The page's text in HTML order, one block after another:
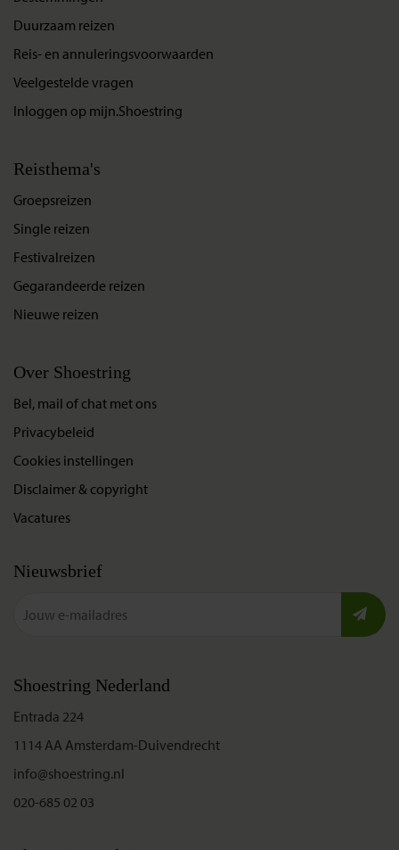
Duurzaam reizen
Reis- en annuleringsvoorwaarden
Veelgestelde vragen
Inloggen op mijn.Shoestring
Reisthema's
Groepsreizen
Single reizen
Festivalreizen
Gegarandeerde reizen
Nieuwe reizen
Over Shoestring
Bel, mail of chat met ons
Privacybeleid
Cookies instellingen
Disclaimer & copyright
Vacatures
Nieuwsbrief
Shoestring Nederland
Entrada 224
1114 AA Amsterdam-Duivendrecht
info@shoestring.nl
020-685 02 03